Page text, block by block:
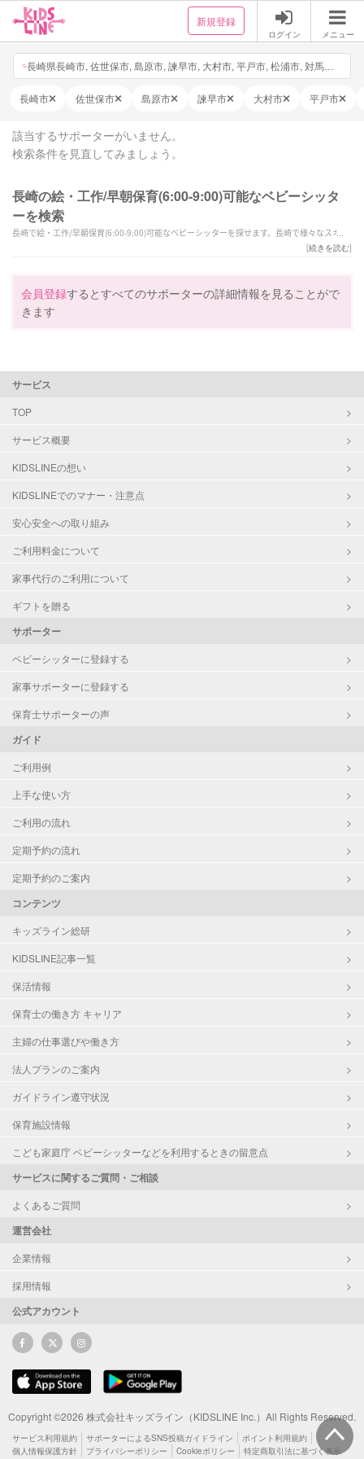
新規登録
ログイン メニュー
長崎市 佐世保市 島原市 諫早市 大村市 平戸市
該当するサポーターがいません。
検索条件を見直してみましょう。
長崎の絵・工作/早朝保育(6:00-9:00)可能なベビーシッタ
ーを検索
長崎で絵・工作/早朝保育(6:00-9:00)可能なベビーシッターを探せます。長崎で様々なスキル
を持ったサポーターの中から、ご予算や依頼内容に合わせて選んでいただけます。
[続きを読む]
会員登録するとすべてのサポーターの詳細情報を見ることがで
きます
サービス
TOP
サービス概要
KIDSLINEの想い
KIDSLINEでのマナー・注意点
安心安全への取り組み
ご利用料金について
家事代行のご利用について
ギフトを贈る
サポーター
ベビーシッターに登録する
家事サポーターに登録する
保育士サポーターの声
ガイド
ご利用例
上手な使い方
ご利用の流れ
定期予約の流れ
定期予約のご案内
コンテンツ
キッズライン総研
KIDSLINE記事一覧
保活情報
保育士の働き方 キャリア
主婦の仕事選びや働き方
法人プランのご案内
ガイドライン遵守状況
保育施設情報
こども家庭庁 ベビーシッターなどを利用するときの留意点
サービスに関するご質問・ご相談
よくあるご質問
運営会社
企業情報
採用情報
公式アカウント
Copyright ©2026 株式会社キッズライン（KIDSLINE Inc.）All Rights Reserved.
サービス利用規約 サポーターによるSNS投稿ガイドライン
ポイント利用規約
個人情報保護方針
プライバシーポリシー Cookieポリシー 特定商取引法に基づく表示